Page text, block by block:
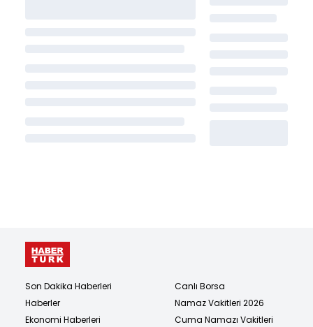
Son Dakika Haberleri
Haberler
Ekonomi Haberleri
Canlı Borsa
Namaz Vakitleri 2026
Cuma Namazı Vakitleri